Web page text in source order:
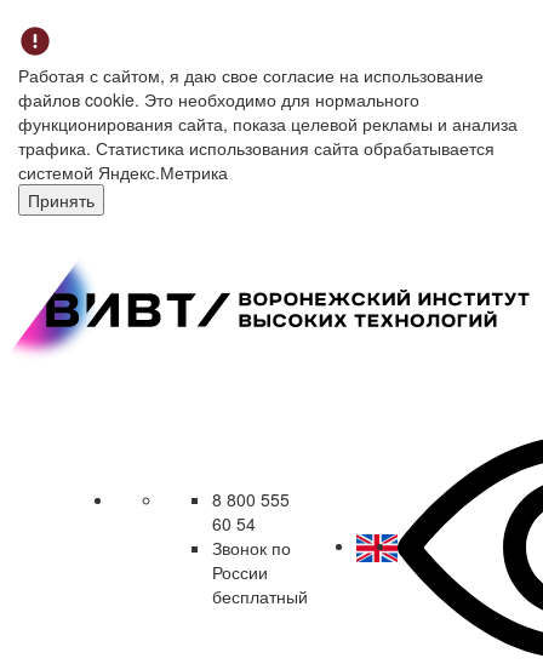
Работая с сайтом, я даю свое согласие на использование
файлов cookie. Это необходимо для нормального
функционирования сайта, показа целевой рекламы и анализа
трафика. Статистика использования сайта обрабатывается
системой Яндекс.Метрика
Принять
8 800 555
60 54
Звонок по
России
бесплатный